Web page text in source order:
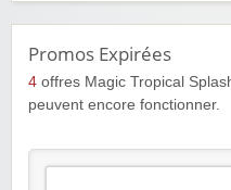
Promos Expirées
4 offres Magic Tropical
peuvent encore fonctionner.